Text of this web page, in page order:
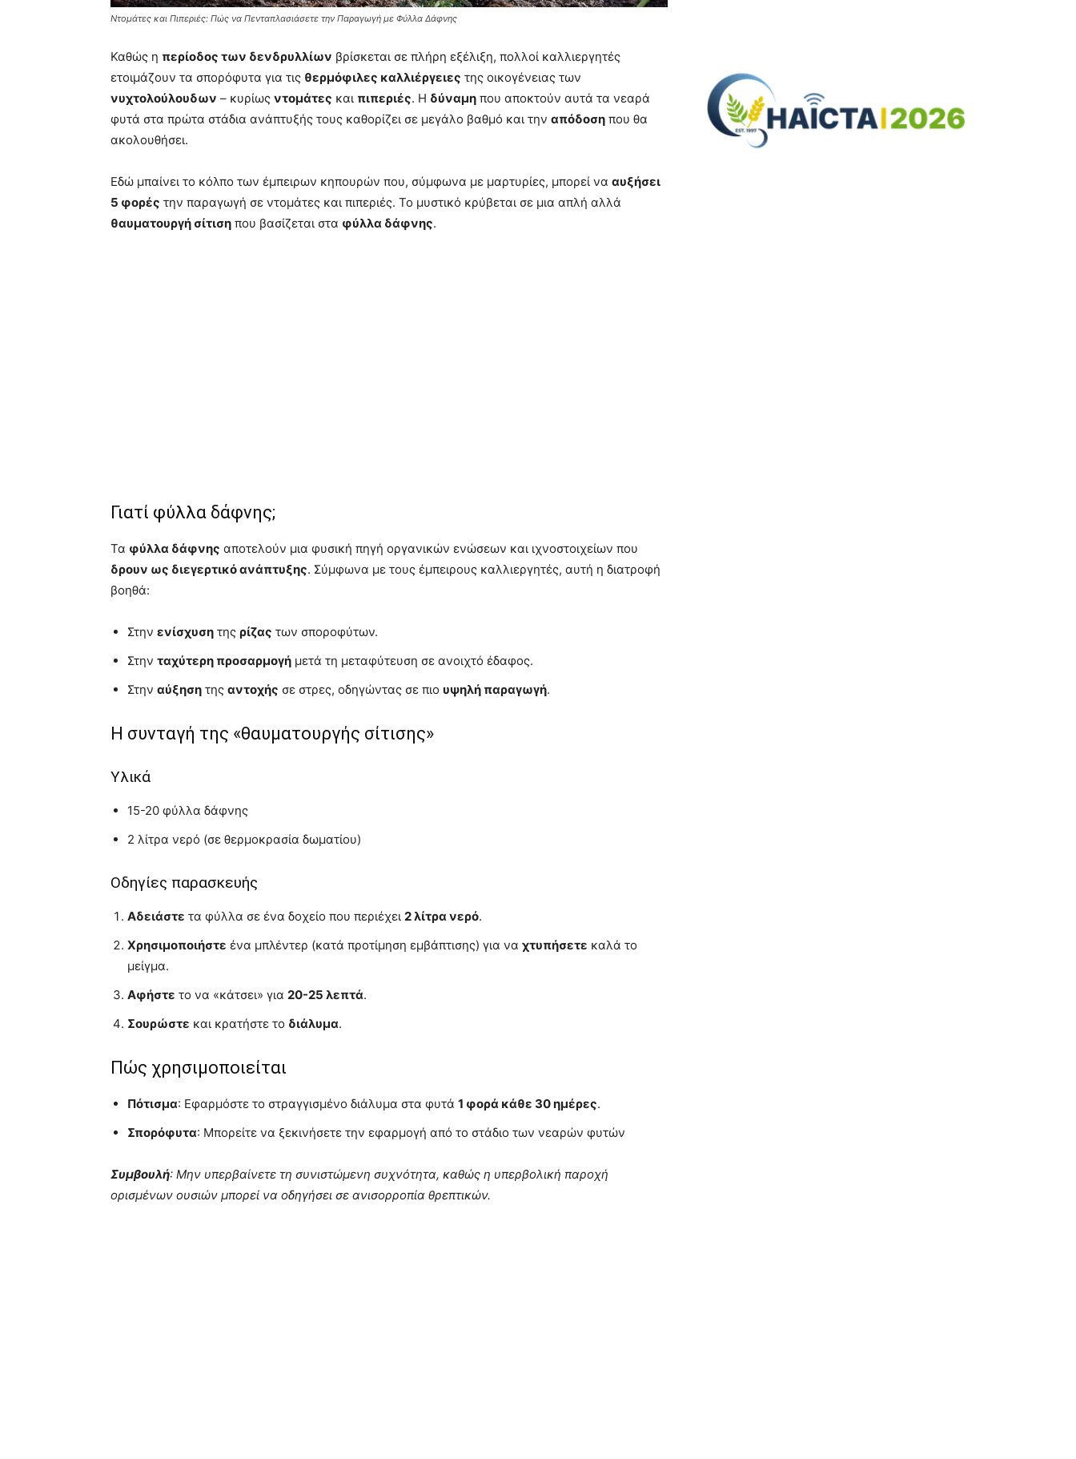
Ντομάτες και Πιπεριές: Πώς να Πενταπλασιάσετε την Παραγωγή με Φύλλα Δάφνης
Καθώς η περίοδος των δενδρυλλίων βρίσκεται σε πλήρη εξέλιξη, πολλοί καλλιεργητές
ετοιμάζουν τα σπορόφυτα για τις θερμόφιλες καλλιέργειες της οικογένειας των
νυχτολούλουδων – κυρίως ντομάτες και πιπεριές. Η δύναμη που αποκτούν αυτά τα νεαρά
φυτά στα πρώτα στάδια ανάπτυξής τους καθορίζει σε μεγάλο βαθμό και την απόδοση που θα
ακολουθήσει.
Εδώ μπαίνει το κόλπο των έμπειρων κηπουρών που, σύμφωνα με μαρτυρίες, μπορεί να αυξήσει
5 φορές την παραγωγή σε ντομάτες και πιπεριές. Το μυστικό κρύβεται σε μια απλή αλλά
θαυματουργή σίτιση που βασίζεται στα φύλλα δάφνης.
Γιατί φύλλα δάφνης;
Τα φύλλα δάφνης αποτελούν μια φυσική πηγή οργανικών ενώσεων και ιχνοστοιχείων που
δρουν ως διεγερτικό ανάπτυξης. Σύμφωνα με τους έμπειρους καλλιεργητές, αυτή η διατροφή
βοηθά:
Στην ενίσχυση της ρίζας των σποροφύτων.
Στην ταχύτερη προσαρμογή μετά τη μεταφύτευση σε ανοιχτό έδαφος.
Στην αύξηση της αντοχής σε στρες, οδηγώντας σε πιο υψηλή παραγωγή.
Η συνταγή της «θαυματουργής σίτισης»
Υλικά
15-20 φύλλα δάφνης
2 λίτρα νερό (σε θερμοκρασία δωματίου)
Οδηγίες παρασκευής
Αδειάστε τα φύλλα σε ένα δοχείο που περιέχει 2 λίτρα νερό.
Χρησιμοποιήστε ένα μπλέντερ (κατά προτίμηση εμβάπτισης) για να χτυπήσετε καλά το
μείγμα.
Αφήστε το να «κάτσει» για 20-25 λεπτά.
Σουρώστε και κρατήστε το διάλυμα.
Πώς χρησιμοποιείται
Πότισμα: Εφαρμόστε το στραγγισμένο διάλυμα στα φυτά 1 φορά κάθε 30 ημέρες.
Σπορόφυτα: Μπορείτε να ξεκινήσετε την εφαρμογή από το στάδιο των νεαρών φυτών
Συμβουλή: Μην υπερβαίνετε τη συνιστώμενη συχνότητα, καθώς η υπερβολική παροχή
ορισμένων ουσιών μπορεί να οδηγήσει σε ανισορροπία θρεπτικών.